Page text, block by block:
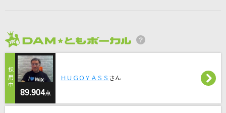
This Is Me [ディス・イズ・ミー]
Keala Settle & The Greatest Showman Ensemble
realitYhurts.
CVLTE
点描の唄(feat.井上苑子)
89.904点
ＨＵＧＯＹＡＳＳ さん